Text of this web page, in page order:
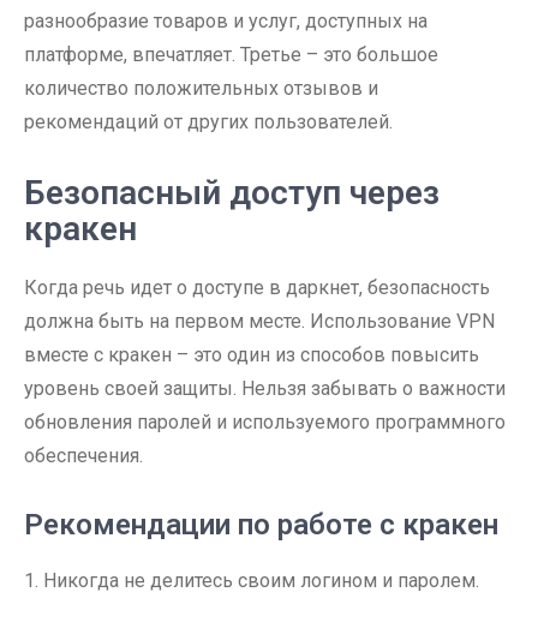
разнообразие товаров и услуг, доступных на
платформе, впечатляет. Третье – это большое
количество положительных отзывов и
рекомендаций от других пользователей.
Безопасный доступ через
кракен
Когда речь идет о доступе в даркнет, безопасность
должна быть на первом месте. Использование VPN
вместе с кракен – это один из способов повысить
уровень своей защиты. Нельзя забывать о важности
обновления паролей и используемого программного
обеспечения.
Рекомендации по работе с кракен
1. Никогда не делитесь своим логином и паролем.